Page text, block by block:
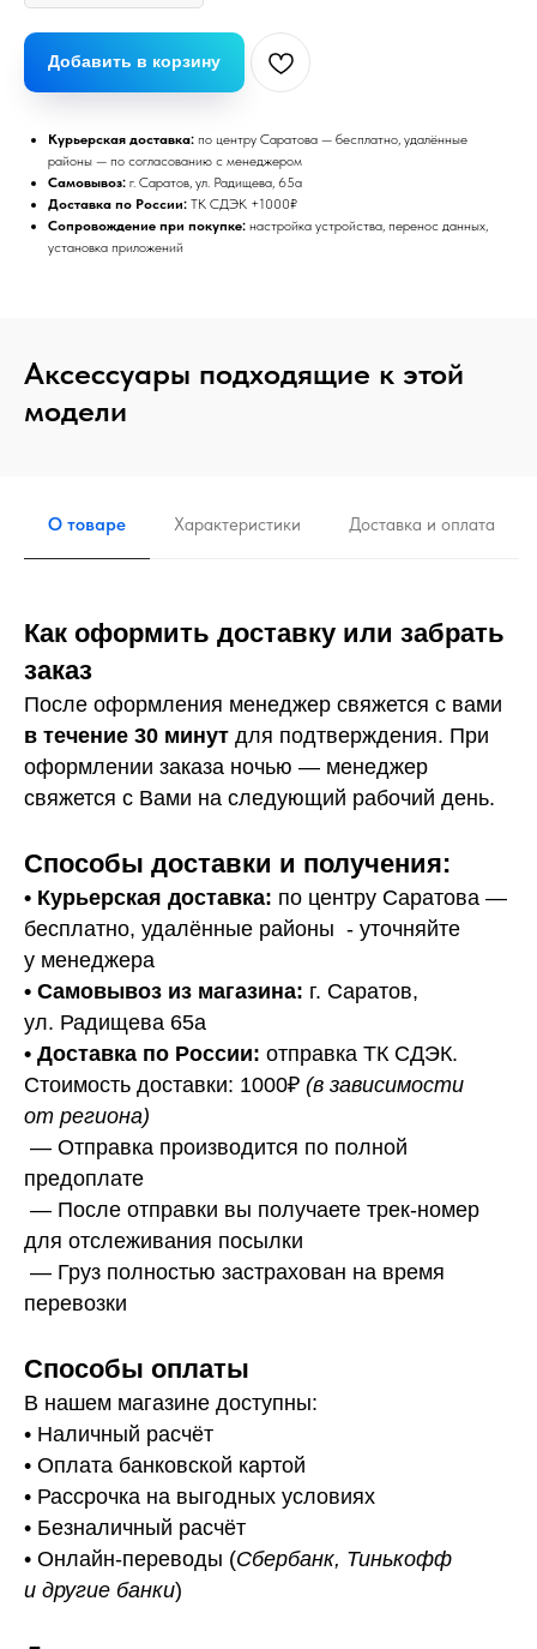
Добавить в корзину
Курьерская доставка: по центру Саратова — бесплатно, удалённые
районы — по согласованию с менеджером
Самовывоз: г. Саратов, ул. Радищева, 65а
Доставка по России: ТК СДЭК +1000₽
Сопровождение при покупке: настройка устройства, перенос данных,
установка приложений
Аксессуары подходящие к этой
модели
О товаре Характеристики Доставка и оплата
Как оформить доставку или забрать
заказ
После оформления менеджер свяжется с вами
в течение 30 минут для подтверждения. При
оформлении заказа ночью — менеджер
свяжется с Вами на следующий рабочий день.
Способы доставки и получения:
• Курьерская доставка: по центру Саратова —
бесплатно, удалённые районы - уточняйте
у менеджера
• Самовывоз из магазина: г. Саратов,
ул. Радищева 65а
• Доставка по России: отправка ТК СДЭК.
Стоимость доставки: 1000₽ (в зависимости
от региона)
— Отправка производится по полной
предоплате
— После отправки вы получаете трек-номер
для отслеживания посылки
— Груз полностью застрахован на время
перевозки
Способы оплаты
В нашем магазине доступны:
• Наличный расчёт
• Оплата банковской картой
• Рассрочка на выгодных условиях
• Безналичный расчёт
• Онлайн-переводы (Сбербанк, Тинькофф
и другие банки)